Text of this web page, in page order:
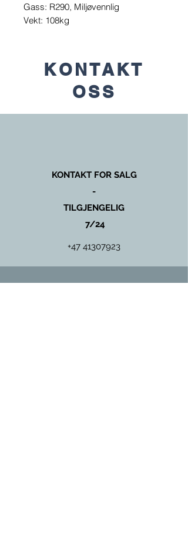
Gass: R290, Miljøvennlig
Vekt: 108kg
KONTAKT
OSS
KONTAKT FOR SALG
-
TILGJENGELIG
7/24
+47 41307923